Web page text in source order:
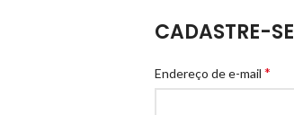
CADASTRE-SE
Endereço de e-mail *